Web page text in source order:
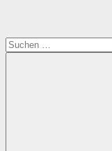
Suchen
nach: